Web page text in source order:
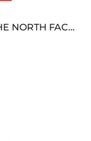
ノースフェイス 偽物 ダウン人気【THE NORTH FACE】M'S 7 SUMMIT HIM...